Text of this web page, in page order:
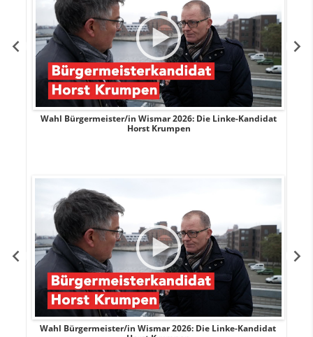
Wahl Bürgermeister/in Wismar 2026: Die Linke-Kandidat
Horst Krumpen
Wahl Bürgermeister/in Wismar 2026: Die Linke-Kandidat